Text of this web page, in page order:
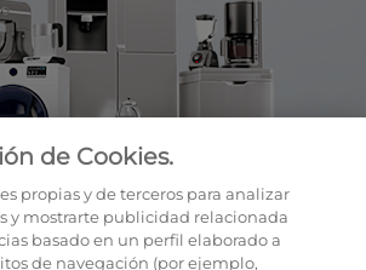
de Cookies.
propias y de terceros para analizar
y mostrarte publicidad relacionada
basado en un perfil elaborado a
de navegación (por ejemplo,